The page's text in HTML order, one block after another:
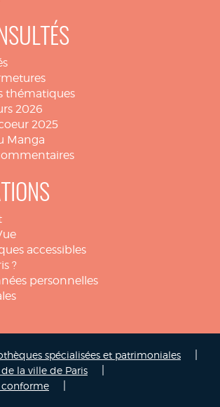
thématiques
2026
2025
Manga
accessibles
?
personnelles
spécialisées et patrimoniales
la ville de Paris
conforme